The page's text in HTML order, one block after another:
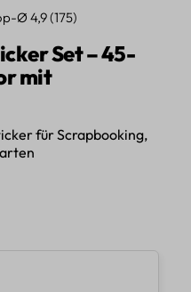
Ø 4,9 (175)
Set – 45-
mit
für Scrapbooking,